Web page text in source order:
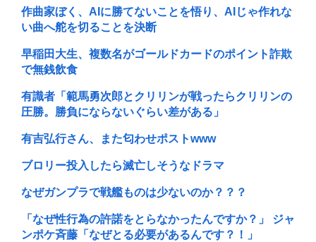
作曲家ぼく、AIに勝てないことを悟り、AIじゃ作れな
い曲へ舵を切ることを決断
早稲田大生、複数名がゴールドカードのポイント詐欺
で無銭飲食
有識者「範馬勇次郎とクリリンが戦ったらクリリンの
圧勝。勝負にならないぐらい差がある」
有吉弘行さん、また匂わせポストwww
ブロリー投入したら滅亡しそうなドラマ
なぜガンプラで戦艦ものは少ないのか？？？
「なぜ性行為の許諾をとらなかったんですか？」 ジャ
ンポケ斉藤「なぜとる必要があるんです？！」